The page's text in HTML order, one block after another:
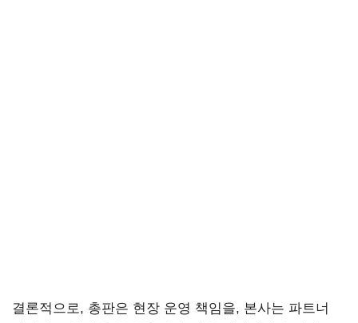
결론적으로, 총판은 현장 운영 책임을, 본사는 파트너